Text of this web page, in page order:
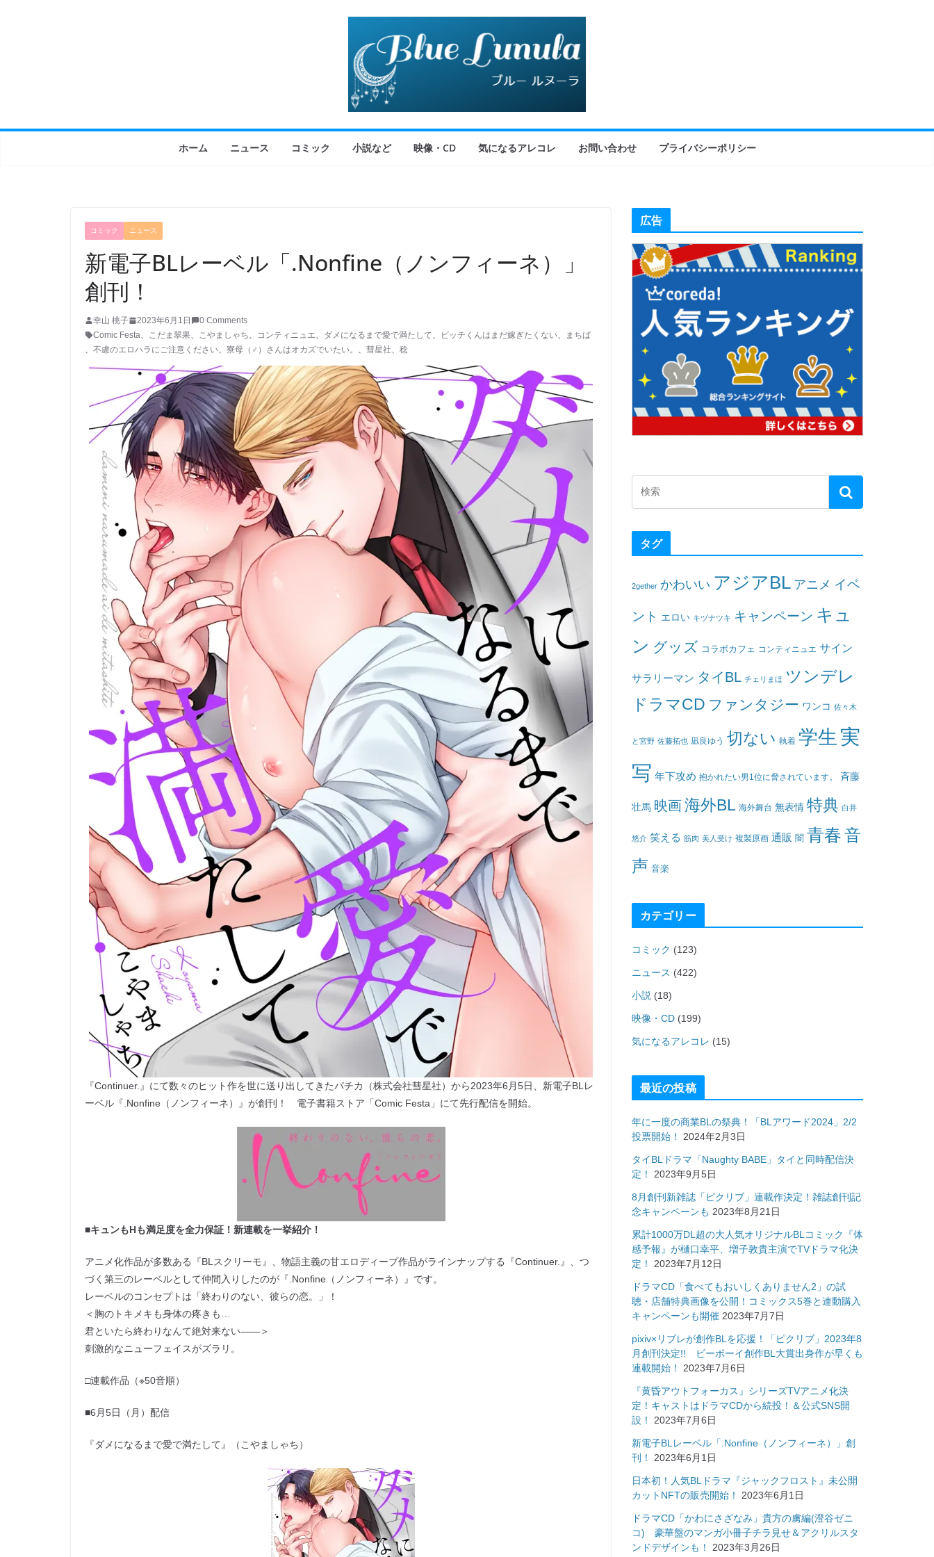
ホーム ニュース コミック 小説など 映像・CD 気になるアレコレ お問い合わせ プライバシーポリシー
コミック ニュース
新電子BLレーベル「.Nonfine（ノンフィーネ）」
創刊！
幸山 桃子 2023年6月1日
0 Comments
Comic Festa
こだま翠果 こやましゃち コンティニュエ ダメになるまで愛で満たして ビッチくんはまだ嫁ぎたくない
まちば
不慮のエロハラにご注意ください 寮母（♂）さんはオカズでいたい。 彗星社 稔
『Continuer.』にて数々のヒット作を世に送り出してきたパチカ（株式会社彗星社）から2023年6月5日、新電子BLレ
ーベル『.Nonfine（ノンフィーネ）』が創刊！ 電子書籍ストア「Comic Festa」にて先行配信を開始。
■キュンもHも満足度を全力保証！新連載を一挙紹介！
アニメ化作品が多数ある『BLスクリーモ』、物語主義の甘エロディープ作品がラインナップする『Continuer.』、つ
づく第三のレーベルとして仲間入りしたのが『.Nonfine（ノンフィーネ）』です。
レーベルのコンセプトは「終わりのない、彼らの恋。」！
＜胸のトキメキも身体の疼きも…
君といたら終わりなんて絶対来ない――＞
刺激的なニューフェイスがズラリ。
□連載作品（※50音順）
■6月5日（月）配信
『ダメになるまで愛で満たして』（こやましゃち）
広告
タグ
2gether かわいい アジアBL アニメ イベ
ント エロい キヅナツキ キャンペーン キュ
ン グッズ コラボカフェ コンティニュエ サイン
サラリーマン タイBL チェリまほ ツンデレ
ドラマCD ファンタジー ワンコ 佐々木
と宮野 佐藤拓也 凪良ゆう 切ない 執着 学生 実
写 年下攻め 抱かれたい男1位に脅されています。 斉藤
壮馬 映画海外BL 海外舞台 無表情 特典 白井
悠介 笑える 筋肉 美人受け 複製原画 通販 闇 青春音
声 音楽
カテゴリー
コミック (123)
ニュース (422)
小説 (18)
映像・CD (199)
気になるアレコレ (15)
最近の投稿
年に一度の商業BLの祭典！「BLアワード2024」2/2
投票開始！
2024年2月3日
タイBLドラマ「Naughty BABE」タイと同時配信決
定！
2023年9月5日
8月創刊新雑誌「ピクリブ」連載作決定！雑誌創刊記
念キャンペーンも 2023年8月21日
累計1000万DL超の大人気オリジナルBLコミック『体
感予報』が樋口幸平、増子敦貴主演でTVドラマ化決
定！
2023年7月12日
ドラマCD「食べてもおいしくありません2」の試
聴・店舗特典画像を公開！コミックス5巻と連動購入
キャンペーンも開催 2023年7月7日
pixiv×リブレが創作BLを応援！「ピクリブ」2023年8
月創刊決定!! ビーボーイ創作BL大賞出身作が早くも
連載開始！
2023年7月6日
『黄昏アウトフォーカス』シリーズTVアニメ化決
定！キャストはドラマCDから続投！＆公式SNS開
設！
2023年7月6日
新電子BLレーベル「.Nonfine（ノンフィーネ）」創
刊！
2023年6月1日
日本初！人気BLドラマ『ジャックフロスト』未公開
カットNFTの販売開始！
2023年6月1日
ドラマCD「かわにさざなみ」貴方の虜編(澄谷ゼニ
コ) 豪華盤のマンガ小冊子チラ見せ＆アクリルスタ
ンドデザインも！
2023年3月26日